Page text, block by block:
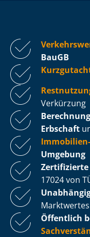
BauGB
Verkürzung
Berechnung
Erbschaft
Umgebung
Zertifizierte
17024 von
Marktwertes
Öffentlich